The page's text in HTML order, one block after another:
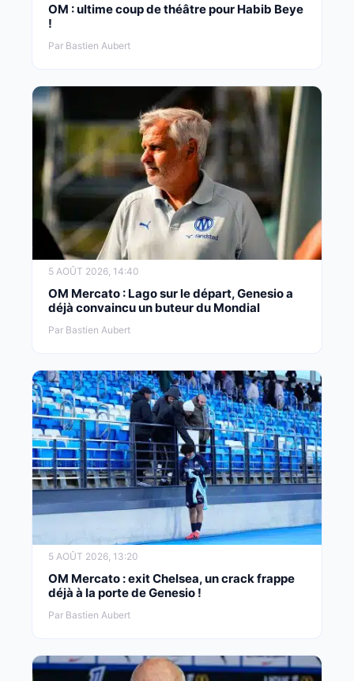
OM : ultime coup de théâtre pour Habib Beye
!
Par Bastien Aubert
5 AOÛT 2026, 14:40
OM Mercato : Lago sur le départ, Genesio a
déjà convaincu un buteur du Mondial
Par Bastien Aubert
5 AOÛT 2026, 13:20
OM Mercato : exit Chelsea, un crack frappe
déjà à la porte de Genesio !
Par Bastien Aubert